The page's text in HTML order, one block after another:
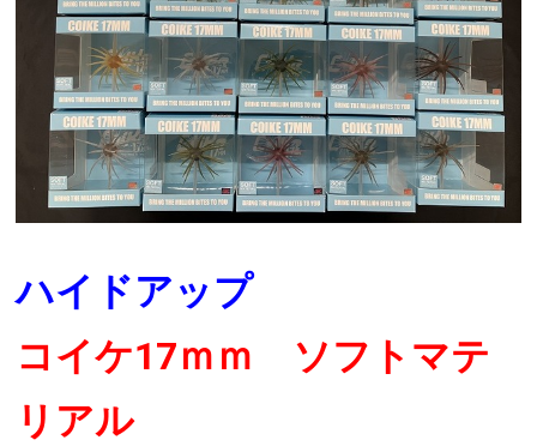
ハイドアップ
コイケ17ｍｍ ソフトマテ
リアル